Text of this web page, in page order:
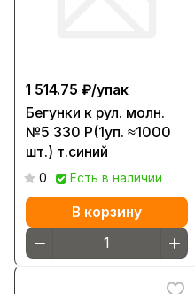
1 514.75 ₽/упак
Бегунки к рул. молн.
№5 330 Р(1уп. ≈1000
шт.) т.синий
0 Есть в наличии
В корзину